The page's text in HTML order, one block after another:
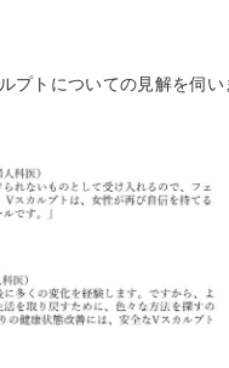
プトについての見解を伺い